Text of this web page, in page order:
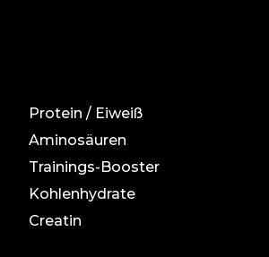
Protein / Eiweiß
Aminosäuren
Trainings-Booster
Kohlenhydrate
Creatin